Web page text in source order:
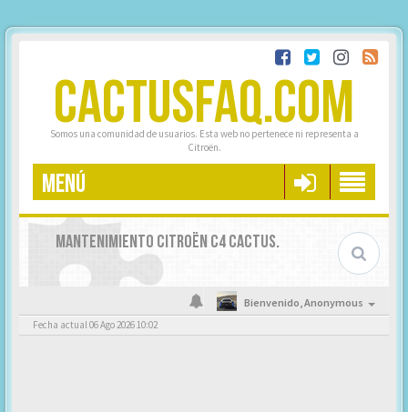
CACTUSFAQ.COM
Somos una comunidad de usuarios. Esta web no pertenece ni representa a
Citroën.
MENÚ
MANTENIMIENTO CITROËN C4 CACTUS.
Bienvenido,Anonymous
Fecha actual 06 Ago 2026 10:02